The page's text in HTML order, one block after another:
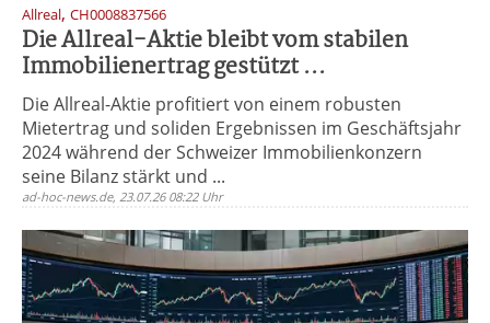
Allreal, CH0008837566
Die Allreal-Aktie bleibt vom stabilen
Immobilienertrag gestützt ...
Die Allreal-Aktie profitiert von einem robusten
Mietertrag und soliden Ergebnissen im Geschäftsjahr
2024 während der Schweizer Immobilienkonzern
seine Bilanz stärkt und ...
ad-hoc-news.de, 23.07.26 08:22 Uhr